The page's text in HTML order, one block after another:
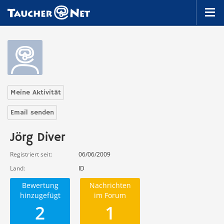
Meine Aktivität
Email senden
Jörg Diver
Registriert seit
06/06/2009
Land
ID
Bewertung
hinzugefügt
2
Nachrichten
im Forum
1